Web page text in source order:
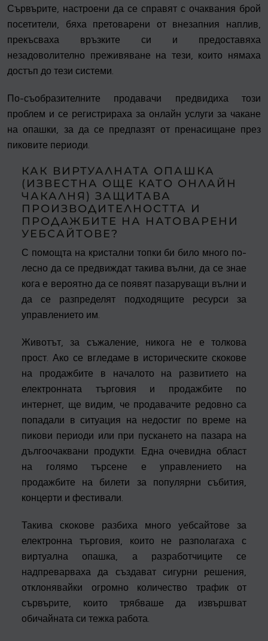
Сървърите, настроени да се справят с очаквания брой
посетители, бяха претоварени от внезапния наплив,
прекъсваха връзките си и предоставяха
незадоволително преживяване на тези, които нямаха
достъп до тези системи.
По-съобразителните продавачи предвидиха този
проблем и се регистрираха за онлайн услуги за чакане
на опашки, за да се предпазят от пренасищане през
пиковите периоди.
КАК ВИРТУАЛНАТА ОПАШКА
(ИЗВЕСТНА ОЩЕ КАТО ОНЛАЙН
ЧАКАЛНЯ) ЗАЩИТАВА
ПРОИЗВОДИТЕЛНОСТТА И
ПРОДАЖБИТЕ НА НАТОВАРЕНИ
УЕБСАЙТОВЕ?
С помощта на кристални топки би било много по-
лесно да се предвиждат такива вълни, да се знае
кога е вероятно да се появят пазаруващи вълни и
да се разпределят подходящите ресурси за
управлението им.
Животът, за съжаление, никога не е толкова
прост. Ако се вгледаме в историческите скокове
на продажбите в началото на развитието на
електронната търговия и продажбите по
интернет, ще видим, че продавачите редовно са
попадали в ситуация на недостиг по време на
пикови периоди или при пускането на пазара на
дългоочаквани продукти. Една очевидна област
на голямо търсене е управлението на
продажбите на билети за популярни събития,
концерти и фестивали.
Такива скокове разбиха много уебсайтове за
електронна търговия, които не разполагаха с
виртуална опашка, а разработчиците се
надпреварваха да създават сигурни решения,
отклонявайки огромно количество трафик от
сървърите, които трябваше да извършват
обичайната си тежка работа.